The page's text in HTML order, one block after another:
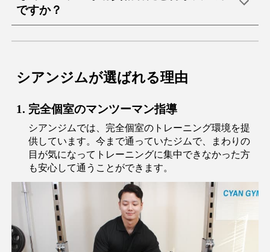
ですか？
シアンジムが選ばれる理由
完全個室のマンツーマン指導
シアンジムでは、完全個室のトレーニング環境を提
供しています。今まで通っていたジムで、まわりの
目が気になってトレーニングに集中できなかった方
も安心して通うことができます。